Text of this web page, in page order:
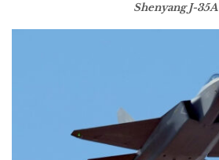
Shenyang J-35A